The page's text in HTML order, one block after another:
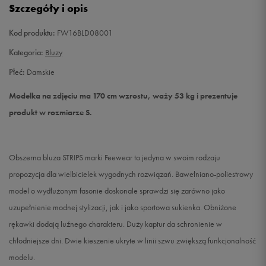
Szczegóły i opis
Kod produktu: FW16BLD08001
Kategoria: Bluzy
Płeć: Damskie
Modelka na zdjęciu ma 170 cm wzrostu, waży 53 kg i prezentuje
produkt w rozmiarze S.
Obszerna bluza STRIPS marki Feewear to jedyna w swoim rodzaju
propozycja dla wielbicielek wygodnych rozwiązań. Bawełniano-poliestrowy
model o wydłużonym fasonie doskonale sprawdzi się zarówno jako
uzupełnienie modnej stylizacji, jak i jako sportowa sukienka. Obniżone
rękawki dodają luźnego charakteru. Duży kaptur da schronienie w
chłodniejsze dni. Dwie kieszenie ukryte w linii szwu zwiększą funkcjonalność
modelu.